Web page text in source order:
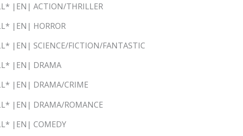
|EN| ACTION/THRILLER
|EN| HORROR
|EN| SCIENCE/FICTION/FANTASTIC
|EN| DRAMA
|EN| DRAMA/CRIME
|EN| DRAMA/ROMANCE
|EN| COMEDY